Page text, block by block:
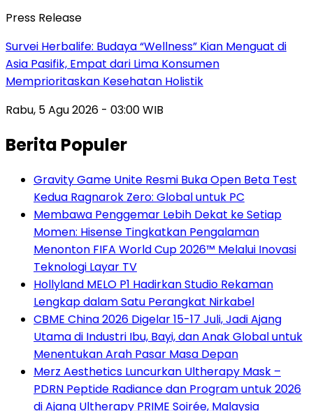
Press Release
Survei Herbalife: Budaya “Wellness” Kian Menguat di
Asia Pasifik, Empat dari Lima Konsumen
Memprioritaskan Kesehatan Holistik
Rabu, 5 Agu 2026 - 03:00 WIB
Berita Populer
Gravity Game Unite Resmi Buka Open Beta Test
Kedua Ragnarok Zero: Global untuk PC
Membawa Penggemar Lebih Dekat ke Setiap
Momen: Hisense Tingkatkan Pengalaman
Menonton FIFA World Cup 2026™ Melalui Inovasi
Teknologi Layar TV
Hollyland MELO P1 Hadirkan Studio Rekaman
Lengkap dalam Satu Perangkat Nirkabel
CBME China 2026 Digelar 15-17 Juli, Jadi Ajang
Utama di Industri Ibu, Bayi, dan Anak Global untuk
Menentukan Arah Pasar Masa Depan
Merz Aesthetics Luncurkan Ultherapy Mask –
PDRN Peptide Radiance dan Program untuk 2026
di Ajang Ultherapy PRIME Soirée, Malaysia